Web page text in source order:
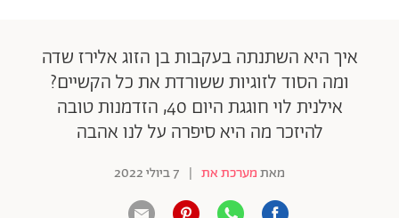
איך היא השתנתה בעקבות בן הזוג אלירז שדה
ומה הסוד לזוגיות ששורדת את כל הקשיים?
אילנית לוי חוגגת היום 40, הזדמנות טובה
להיזכר מה היא סיפרה על לנו אהבה
מאתמערכת את | 7 ביולי 2022